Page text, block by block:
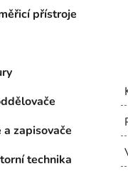
přístroje
zapisovače
technika